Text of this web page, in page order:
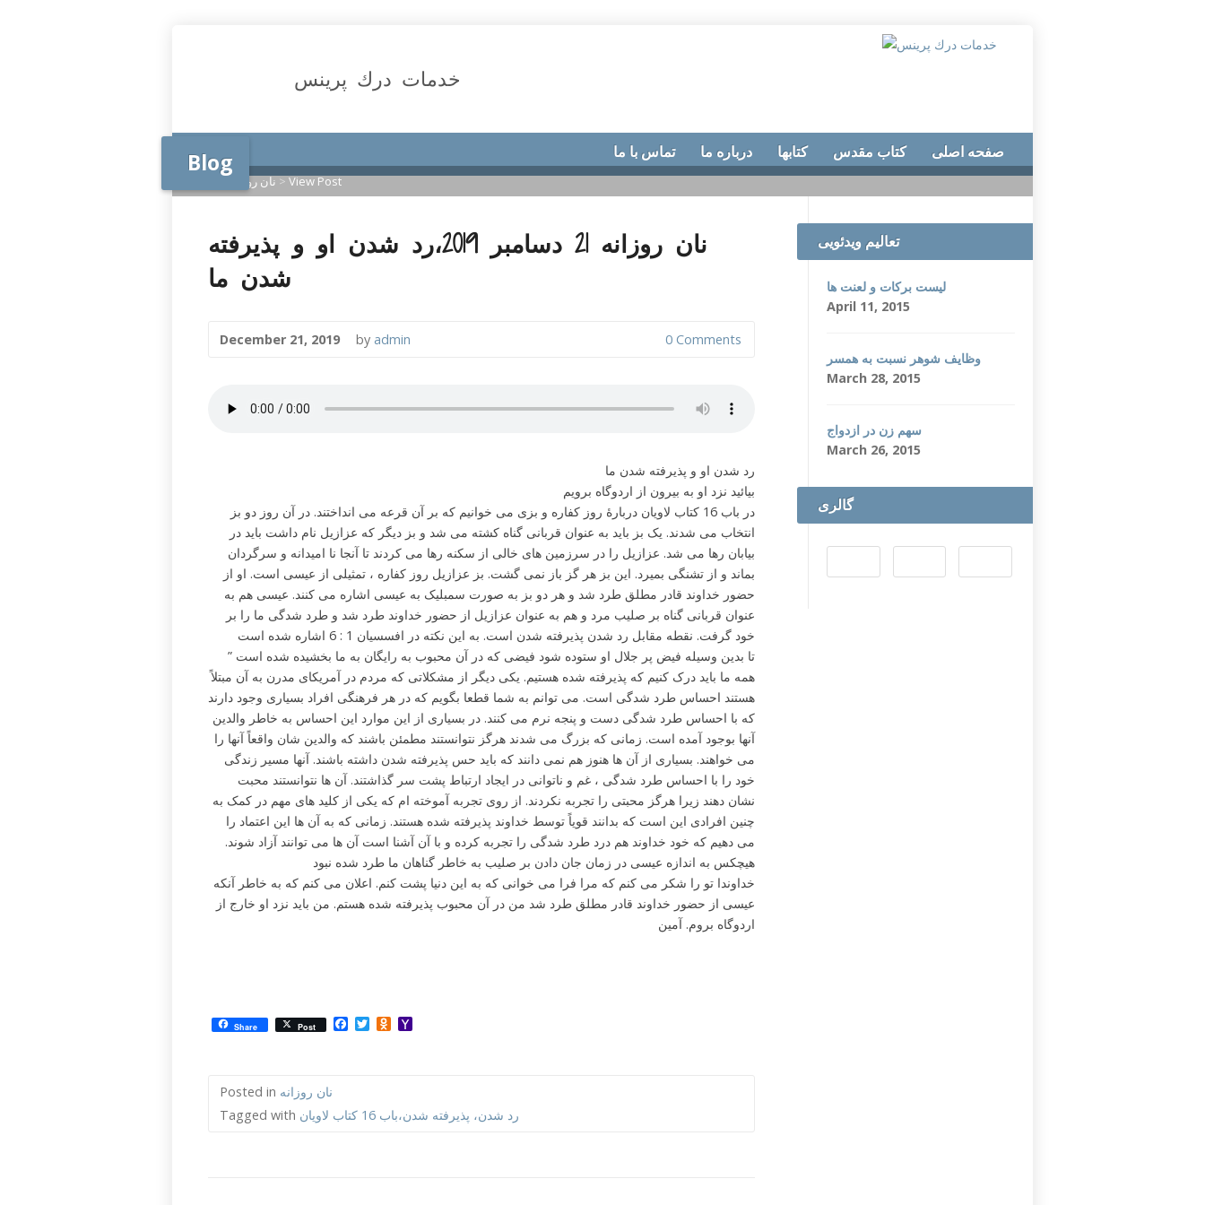
خدمات درك پرينس
تماس با ما درباره ما کتابها کتاب مقدس صفحه اصلی Blog
>نان روزانه>View Post
نان روزانه 21 دسامبر 2019،رد شدن او و پذیرفته
شدن ما
December 21, 2019 by admin 0 Comments
رد شدن او و پذیرفته شدن ما
بیائید نزد او به بیرون از اردوگاه برویم
در باب 16 کتاب لاویان دربارۀ روز کفاره و بزی می خوانیم که بر آن قرعه می انداختند. در آن روز دو بز
انتخاب می شدند. یک بز باید به عنوان قربانی گناه کشته می شد و بز دیگر که عزازیل نام داشت باید در
بیابان رها می شد. عزازیل را در سرزمین های خالی از سکنه رها می کردند تا آنجا نا امیدانه و سرگردان
بماند و از تشنگی بمیرد. این بز هر گز باز نمی گشت. بز عزازیل روز کفاره ، تمثیلی از عیسی است. او از
حضور خداوند قادر مطلق طرد شد و هر دو بز به صورت سمبلیک به عیسی اشاره می کنند. عیسی هم به
عنوان قربانی گناه بر صلیب مرد و هم به عنوان عزازیل از حضور خداوند طرد شد و طرد شدگی ما را بر
خود گرفت. نقطه مقابل رد شدن پذیرفته شدن است. به این نکته در افسسیان 1 : 6 اشاره شده است
” تا بدین وسیله فیض پر جلال او ستوده شود فیضی که در آن محبوب به رایگان به ما بخشیده شده است
همه ما باید درک کنیم که پذیرفته شده هستیم. یکی دیگر از مشکلاتی که مردم در آمریکای مدرن به آن مبتلاً
هستند احساس طرد شدگی است. می توانم به شما قطعا بگویم که در هر فرهنگی افراد بسیاری وجود دارند
که با احساس طرد شدگی دست و پنجه نرم می کنند. در بسیاری از این موارد این احساس به خاطر والدین
آنها بوجود آمده است. زمانی که بزرگ می شدند هرگز نتوانستند مطمئن باشند که والدین شان واقعاً آنها را
می خواهند. بسیاری از آن ها هنوز هم نمی دانند که باید حس پذیرفته شدن داشته باشند. آنها مسیر زندگی
خود را با احساس طرد شدگی ، غم و ناتوانی در ایجاد ارتباط پشت سر گذاشتند. آن ها نتوانستند محبت
نشان دهند زیرا هرگز محبتی را تجربه نکردند. از روی تجربه آموخته ام که یکی از کلید های مهم در کمک به
چنین افرادی این است که بدانند قویاً توسط خداوند پذیرفته شده هستند. زمانی که به آن ها این اعتماد را
می دهیم که خود خداوند هم درد طرد شدگی را تجربه کرده و با آن آشنا است آن ها می توانند آزاد شوند.
هیچکس به اندازه عیسی در زمان جان دادن بر صلیب به خاطر گناهان ما طرد شده نبود
خداوندا تو را شکر می کنم که مرا فرا می خوانی که به این دنیا پشت کنم. اعلان می کنم که به خاطر آنکه
عیسی از حضور خداوند قادر مطلق طرد شد من در آن محبوب پذیرفته شده هستم. من باید نزد او خارج از
اردوگاه بروم. آمین
Share Post Facebook
TwitterOdnoklassniki
Posted in نان روزانه
Tagged with
رد شدن، پذیرفته شدن،باب 16 کتاب لاویان
تعالیم ویدئویی
لیست برکات و لعنت ها
April 11, 2015
وظایف شوهر نسبت به همسر
March 28, 2015
سهم زن در ازدواج
March 26, 2015
گالری